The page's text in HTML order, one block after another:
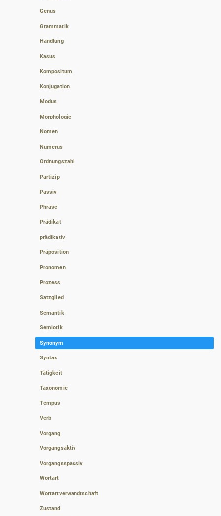
Genus
Grammatik
Handlung
Kasus
Kompositum
Konjugation
Modus
Morphologie
Nomen
Numerus
Ordnungszahl
Partizip
Passiv
Phrase
Prädikat
prädikativ
Präposition
Pronomen
Prozess
Satzglied
Semantik
Semiotik
Synonym
Syntax
Tätigkeit
Taxonomie
Tempus
Verb
Vorgang
Vorgangsaktiv
Vorgangsspassiv
Wortart
Wortartverwandtschaft
Zustand